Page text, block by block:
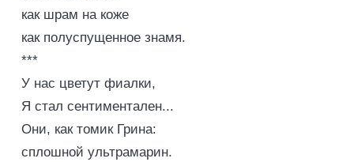
как шрам на коже
как полуспущенное знамя.
***
У нас цветут фиалки,
Я стал сентиментален...
Они, как томик Грина:
сплошной ультрамарин.